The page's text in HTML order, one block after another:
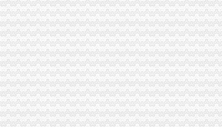
重庆水务：审计报告（2017-03-31）_重庆水务（）个股公告-
【重庆石坪桥代理记帐公司|会计代理记账价格|代理记账收费】-重庆赶
重庆利安科技有限公司石坪桥后街代理缴费厅_【电话地址_招聘信息_
【石坪桥记账报税_石坪桥记账报税代理_石坪桥记账报税收费】-58到
【重庆石坪桥工商注册|工商注册代理|工商注册代办】-重庆赶集网
石坪桥会计公司-重庆爱问分类
【石坪桥证件代办_石坪桥证件代办公司_石坪桥代办企业证件】-58到
【石坪桥会计招聘网|石坪桥会计师招聘信息】-重庆58同城
【58同城】石坪桥司机外派|石坪桥代驾司机
【58同城】石坪桥代驾_石坪桥代驾公司_石坪桥代驾租车
【石坪桥上市|石坪桥上市公司】-今题石坪桥上市公司网1
重庆便捷代理记账有限公司